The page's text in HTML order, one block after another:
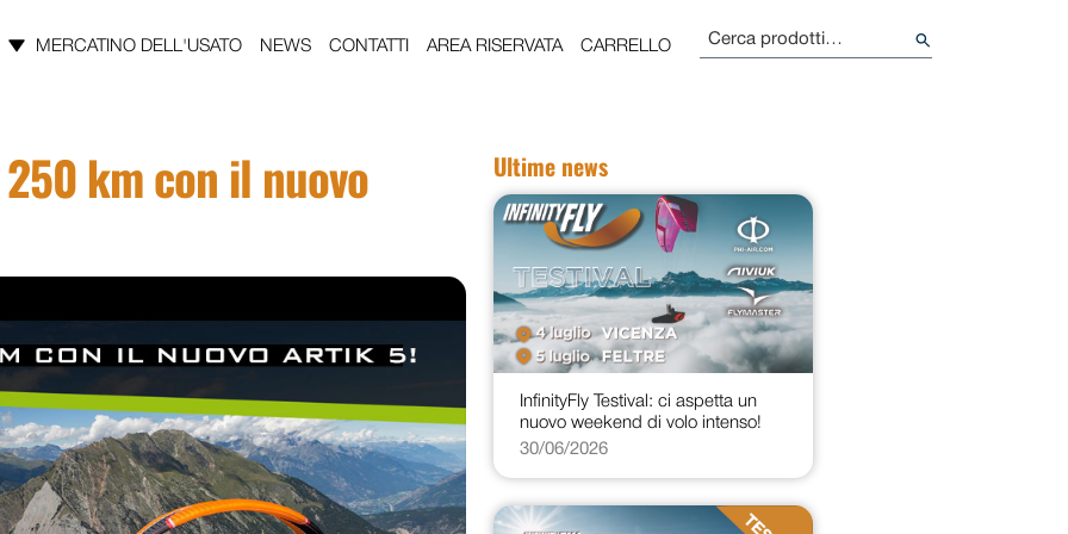
MERCATINO DELL'USATO NEWS CONTATTI AREA RISERVATA CARRELLO
Cerca:
km con il nuovo Ultime news
InfinityFly Testival: ci aspetta un
nuovo weekend di volo intenso!
30/06/2026